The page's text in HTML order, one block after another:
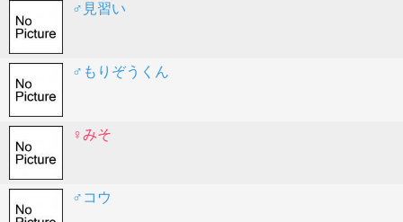
♂見習い
♂もりぞうくん
♀みそ
♂コウ